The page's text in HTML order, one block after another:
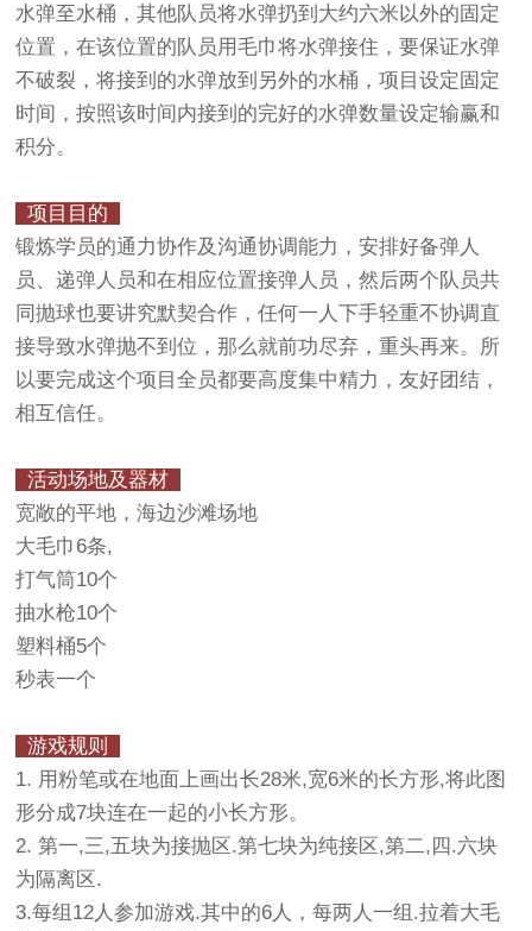
水弹至水桶，其他队员将水弹扔到大约六米以外的固定
位置，在该位置的队员用毛巾将水弹接住，要保证水弹
不破裂，将接到的水弹放到另外的水桶，项目设定固定
时间，按照该时间内接到的完好的水弹数量设定输赢和
积分。
项目目的
锻炼学员的通力协作及沟通协调能力，安排好备弹人
员、递弹人员和在相应位置接弹人员，然后两个队员共
同抛球也要讲究默契合作，任何一人下手轻重不协调直
接导致水弹抛不到位，那么就前功尽弃，重头再来。所
以要完成这个项目全员都要高度集中精力，友好团结，
相互信任。
活动场地及器材
宽敞的平地，海边沙滩场地
大毛巾6条,
打气筒10个
抽水枪10个
塑料桶5个
秒表一个
游戏规则
1. 用粉笔或在地面上画出长28米,宽6米的长方形,将此图
形分成7块连在一起的小长方形。
2. 第一,三,五块为接抛区.第七块为纯接区,第二,四.六块
为隔离区.
3.每组12人参加游戏.其中的6人，每两人一组.拉着大毛